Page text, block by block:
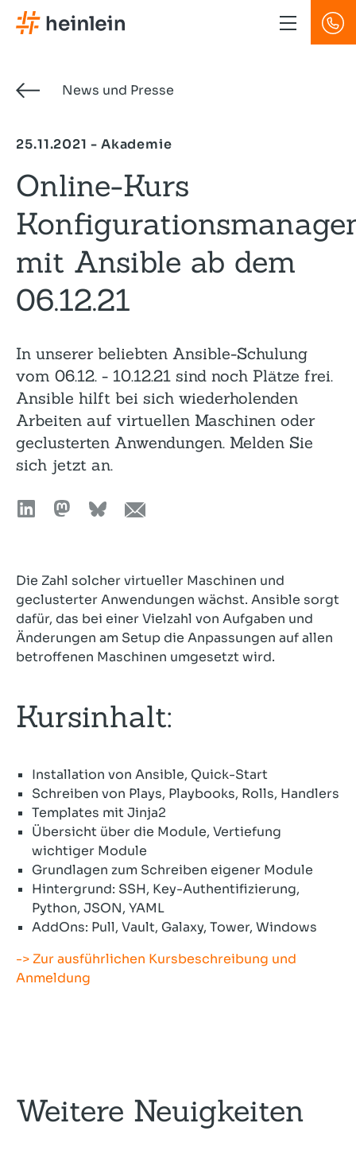
Direkt
zum
News und Presse
25.11.2021 - Akademie
Online-Kurs
mit Ansible ab dem
06.12.21
In unserer beliebten Ansible-Schulung
vom 06.12. - 10.12.21 sind noch Plätze frei.
Ansible hilft bei sich wiederholenden
Arbeiten auf virtuellen Maschinen oder
geclusterten Anwendungen. Melden Sie
sich jetzt an.
Die Zahl solcher virtueller Maschinen und
geclusterter Anwendungen wächst. Ansible sorgt
dafür, das bei einer Vielzahl von Aufgaben und
Änderungen am Setup die Anpassungen auf allen
betroffenen Maschinen umgesetzt wird.
Kursinhalt:
Installation von Ansible, Quick-Start
Schreiben von Plays, Playbooks, Rolls, Handlers
Templates mit Jinja2
Übersicht über die Module, Vertiefung
wichtiger Module
Grundlagen zum Schreiben eigener Module
Hintergrund: SSH, Key-Authentifizierung,
Python, JSON, YAML
AddOns: Pull, Vault, Galaxy, Tower, Windows
-> Zur ausführlichen Kursbeschreibung und
Anmeldung
Weitere Neuigkeiten